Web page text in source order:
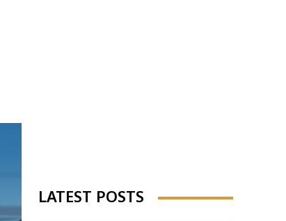
LATEST POSTS